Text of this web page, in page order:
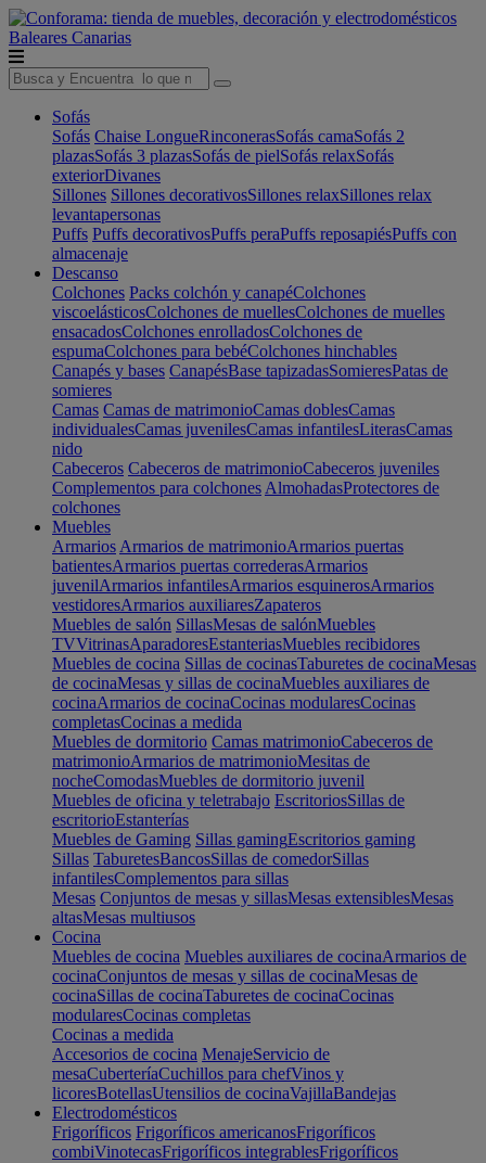
Baleares Canarias
Sofás
Sofás Chaise LongueRinconerasSofás camaSofás 2
plazasSofás 3 plazasSofás de pielSofás relaxSofás
exteriorDivanes
Sillones Sillones decorativosSillones relaxSillones relax
levantapersonas
Puffs Puffs decorativosPuffs peraPuffs reposapiésPuffs con
almacenaje
Descanso
Colchones Packs colchón y canapéColchones
viscoelásticosColchones de muellesColchones de muelles
ensacadosColchones enrolladosColchones de
espumaColchones para bebéColchones hinchables
Canapés y bases CanapésBase tapizadasSomieresPatas de
somieres
Camas Camas de matrimonioCamas doblesCamas
individualesCamas juvenilesCamas infantilesLiterasCamas
nido
Cabeceros Cabeceros de matrimonioCabeceros juveniles
Complementos para colchones AlmohadasProtectores de
colchones
Muebles
Armarios Armarios de matrimonioArmarios puertas
batientesArmarios puertas correderasArmarios
juvenilArmarios infantilesArmarios esquinerosArmarios
vestidoresArmarios auxiliaresZapateros
Muebles de salón SillasMesas de salónMuebles
TVVitrinasAparadoresEstanteriasMuebles recibidores
Muebles de cocina Sillas de cocinasTaburetes de cocinaMesas
de cocinaMesas y sillas de cocinaMuebles auxiliares de
cocinaArmarios de cocinaCocinas modularesCocinas
completasCocinas a medida
Muebles de dormitorio Camas matrimonioCabeceros de
matrimonioArmarios de matrimonioMesitas de
nocheComodasMuebles de dormitorio juvenil
Muebles de oficina y teletrabajo EscritoriosSillas de
escritorioEstanterías
Muebles de Gaming Sillas gamingEscritorios gaming
Sillas TaburetesBancosSillas de comedorSillas
infantilesComplementos para sillas
Mesas Conjuntos de mesas y sillasMesas extensiblesMesas
altasMesas multiusos
Cocina
Muebles de cocina Muebles auxiliares de cocinaArmarios de
cocinaConjuntos de mesas y sillas de cocinaMesas de
cocinaSillas de cocinaTaburetes de cocinaCocinas
modularesCocinas completas
Cocinas a medida
Accesorios de cocina MenajeServicio de
mesaCuberteríaCuchillos para chefVinos y
licoresBotellasUtensilios de cocinaVajillaBandejas
Electrodomésticos
Frigoríficos Frigoríficos americanosFrigoríficos
combiVinotecasFrigoríficos integrablesFrigoríficos